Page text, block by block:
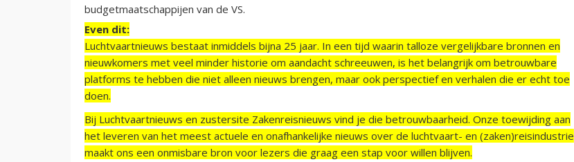
budgetmaatschappijen van de VS.
Even dit:
Luchtvaartnieuws bestaat inmiddels bijna 25 jaar. In een tijd waarin talloze vergelijkbare bronnen en
nieuwkomers met veel minder historie om aandacht schreeuwen, is het belangrijk om betrouwbare
platforms te hebben die niet alleen nieuws brengen, maar ook perspectief en verhalen die er echt toe
doen.
Bij Luchtvaartnieuws en zustersite Zakenreisnieuws vind je die betrouwbaarheid. Onze toewijding aan
het leveren van het meest actuele en onafhankelijke nieuws over de luchtvaart- en (zaken)reisindustrie
maakt ons een onmisbare bron voor lezers die graag een stap voor willen blijven.